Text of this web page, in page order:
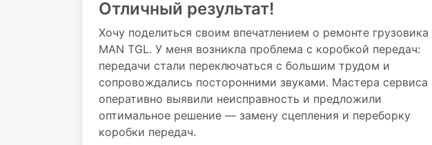
Отличный результат!
Хочу поделиться своим впечатлением о ремонте грузовика
MAN TGL. У меня возникла проблема с коробкой передач:
передачи стали переключаться с большим трудом и
сопровождались посторонними звуками. Мастера сервиса
оперативно выявили неисправность и предложили
оптимальное решение — замену сцепления и переборку
коробки передач.